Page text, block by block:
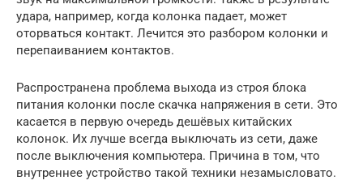
удара, например, когда колонка падает, может
оторваться контакт. Лечится это разбором колонки и
перепаиванием контактов.
Распространена проблема выхода из строя блока
питания колонки после скачка напряжения в сети. Это
касается в первую очередь дешёвых китайских
колонок. Их лучше всегда выключать из сети, даже
после выключения компьютера. Причина в том, что
внутреннее устройство такой техники незамысловато.